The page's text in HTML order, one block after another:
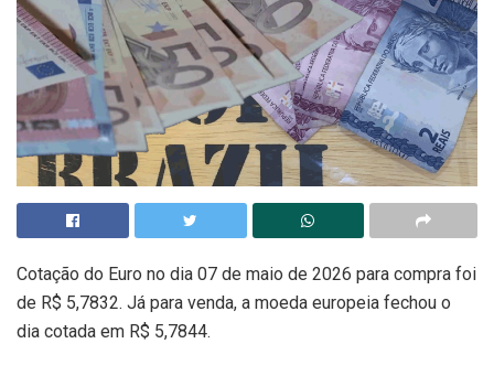
Cotação do Euro no dia 07 de maio de 2026 para compra foi
de R$ 5,7832. Já para venda, a moeda europeia fechou o
dia cotada em R$ 5,7844.